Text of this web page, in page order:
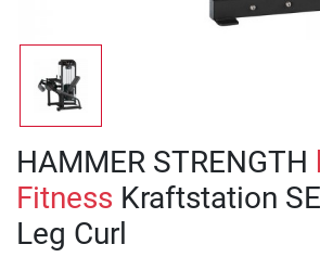
HAMMER STRENGTH
Fitness Kraftstation
Leg Curl